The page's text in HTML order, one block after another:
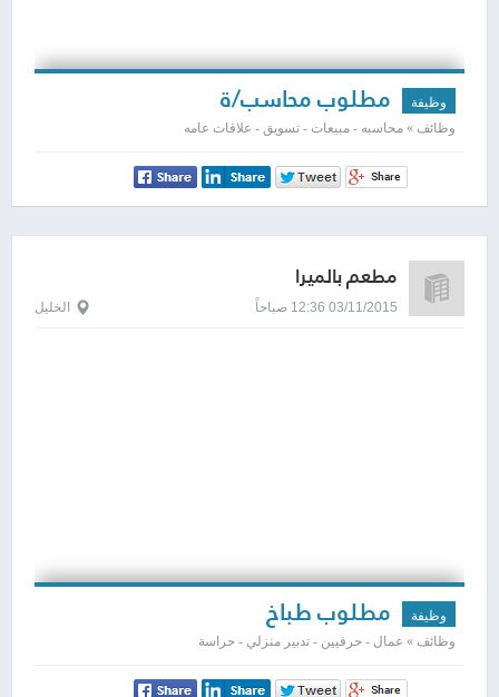
وظيفة مطلوب محاسب/ة
وظائف » محاسبه - مبيعات - تسويق - علاقات عامه
مطعم بالميرا
03/11/2015 12:36 صباحاً الخليل
وظيفة مطلوب طباخ
وظائف » عمال - حرفيين - تدبير منزلي - حراسة